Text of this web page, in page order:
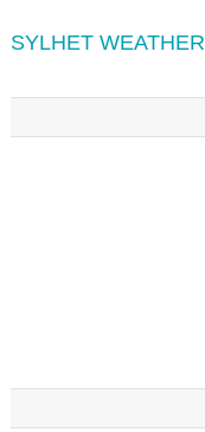
SYLHET WEATHER